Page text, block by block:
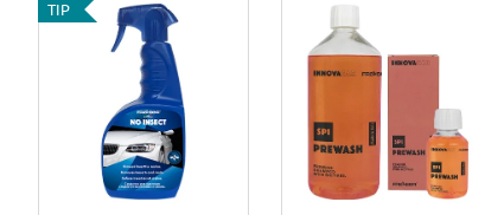
n
ýTIP